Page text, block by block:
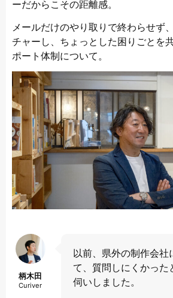
ーだからこその距離感。
メールだけのやり取りで終わらせず
チャーし、ちょっとした困りごとを
ポート体制について。
柄木田
Curiver
以前、県外の制作会社
て、質問しにくかった
伺いしました。